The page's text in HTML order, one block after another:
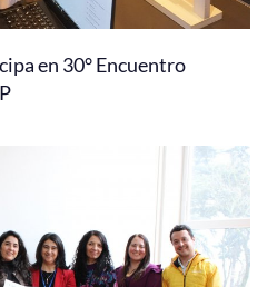
en 30° Encuentro